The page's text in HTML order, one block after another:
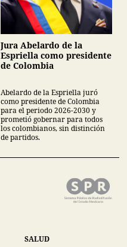
Jura Abelardo de la
Espriella como presidente
de Colombia
Abelardo de la Espriella juró
como presidente de Colombia
para el periodo 2026-2030 y
prometió gobernar para todos
los colombianos, sin distinción
de partidos.
SALUD